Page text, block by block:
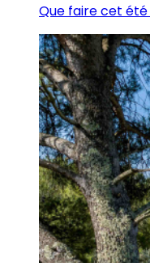
Que faire cet été